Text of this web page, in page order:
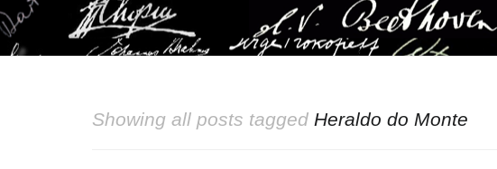
Showing all posts tagged Heraldo do Monte